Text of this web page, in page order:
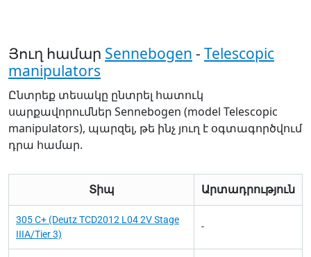
Յուղ համար Sennebogen - Telescopic
manipulators
Ընտրեք տեսակը ընտրել հատուկ
սարքավորումներ Sennebogen (model Telescopic
manipulators), պարզել, թե ինչ յուղ է օգտագործվում
դրա համար.
Տիպ Արտադրություն
305 C+ (Deutz TCD2012 L04 2V Stage
IIIA/Tier 3)
-